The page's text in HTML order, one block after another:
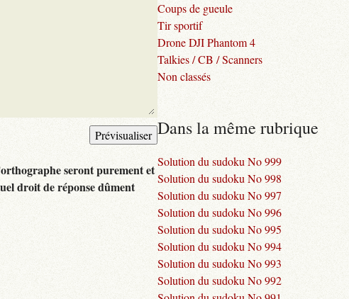
seront purement et
droit de réponse dûment
Coups de gueule
Tir sportif
Drone DJI Phantom 4
Talkies / CB / Scanners
Non classés
Dans la même rubrique
Solution du sudoku No 999
Solution du sudoku No 998
Solution du sudoku No 997
Solution du sudoku No 996
Solution du sudoku No 995
Solution du sudoku No 994
Solution du sudoku No 993
Solution du sudoku No 992